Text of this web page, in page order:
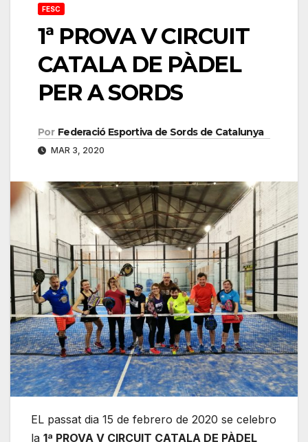
FESC
1ª PROVA V CIRCUIT
CATALA DE PÀDEL
PER A SORDS
Por Federació Esportiva de Sords de Catalunya
MAR 3, 2020
EL passat dia 15 de febrero de 2020 se celebro
la 1ª PROVA V CIRCUIT CATALA DE PÀDEL